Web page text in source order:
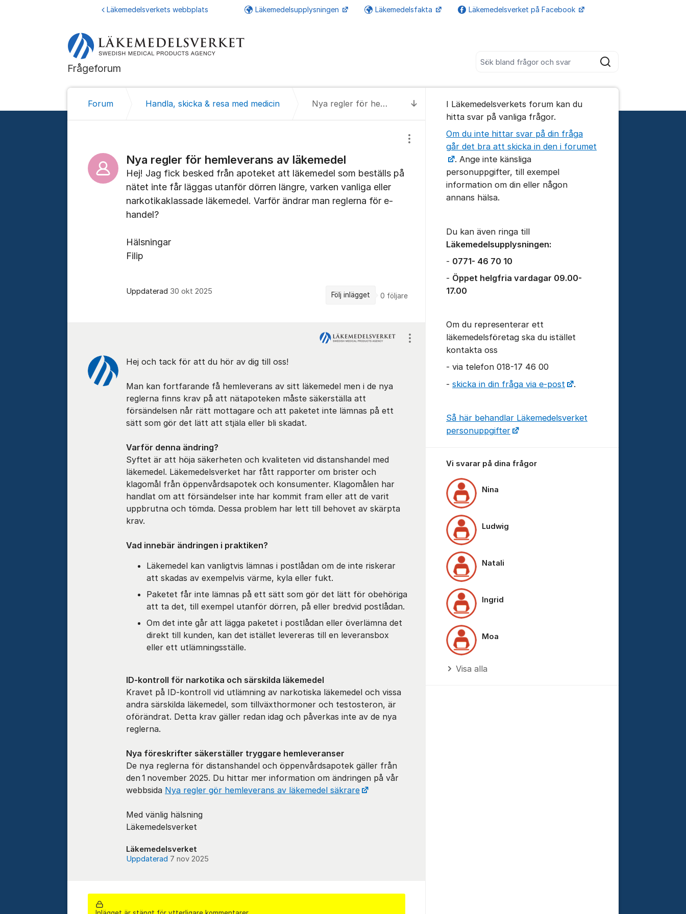
Frågeforum
Sök
Läkemedelsverkets webbplats Läkemedelsupplysningen Läkemedelsfakta Läkemedelsverket på Facebook Fler supportlänkar
Till senaste kommentaren
Forum Handla, skicka & resa med medicin Nya regler för hemleverans av läkemedel
Nya regler för hemleverans av läkemedel
Visa/dölj inställningar för inlägg/kommentar
Hej! Jag fick besked från apoteket att läkemedel som beställs på
nätet inte får läggas utanför dörren längre, varken vanliga eller
narkotikaklassade läkemedel. Varför ändrar man reglerna för e-
handel?
Hälsningar
Filip
Uppdaterad 30 okt 2025 Följ inlägget 0 följare
Hej och tack för att du hör av dig till oss!
Man kan fortfarande få hemleverans av sitt läkemedel men i de nya
reglerna finns krav på att nätapoteken måste säkerställa att
försändelsen når rätt mottagare och att paketet inte lämnas på ett
sätt som gör det lätt att stjäla eller bli skadat.
Varför denna ändring?
Syftet är att höja säkerheten och kvaliteten vid distanshandel med
läkemedel. Läkemedelsverket har fått rapporter om brister och
klagomål från öppenvårdsapotek och konsumenter. Klagomålen har
handlat om att försändelser inte har kommit fram eller att de varit
uppbrutna och tömda. Dessa problem har lett till behovet av skärpta
krav.
Vad innebär ändringen i praktiken?
Läkemedel kan vanligtvis lämnas i postlådan om de inte riskerar
att skadas av exempelvis värme, kyla eller fukt.
Paketet får inte lämnas på ett sätt som gör det lätt för obehöriga
att ta det, till exempel utanför dörren, på eller bredvid postlådan.
Om det inte går att lägga paketet i postlådan eller överlämna det
direkt till kunden, kan det istället levereras till en leveransbox
eller ett utlämningsställe.
ID-kontroll för narkotika och särskilda läkemedel
Kravet på ID-kontroll vid utlämning av narkotiska läkemedel och vissa
andra särskilda läkemedel, som tillväxthormoner och testosteron, är
oförändrat. Detta krav gäller redan idag och påverkas inte av de nya
reglerna.
Nya föreskrifter säkerställer tryggare hemleveranser
De nya reglerna för distanshandel och öppenvårdsapotek gäller från
den 1 november 2025. Du hittar mer information om ändringen på vår
webbsida Nya regler gör hemleverans av läkemedel säkrare
Med vänlig hälsning
Läkemedelsverket
Läkemedelsverket
Uppdaterad 7 nov 2025
Visa/dölj inställningar för inlägg/kommentar
I Läkemedelsverkets forum kan du
hitta svar på vanliga frågor.
Om du inte hittar svar på din fråga
går det bra att skicka in den i forumet
. Ange inte känsliga
personuppgifter, till exempel
information om din eller någon
annans hälsa.
Du kan även ringa till
Läkemedelsupplysningen:
- 0771- 46 70 10
- Öppet helgfria vardagar 09.00-
17.00
Om du representerar ett
läkemedelsföretag ska du istället
kontakta oss
- via telefon 018-17 46 00
- skicka in din fråga via e-post .
Så här behandlar Läkemedelsverket
personuppgifter
Vi svarar på dina frågor
Nina
Ludwig
Natali
Ingrid
Moa
Visa alla